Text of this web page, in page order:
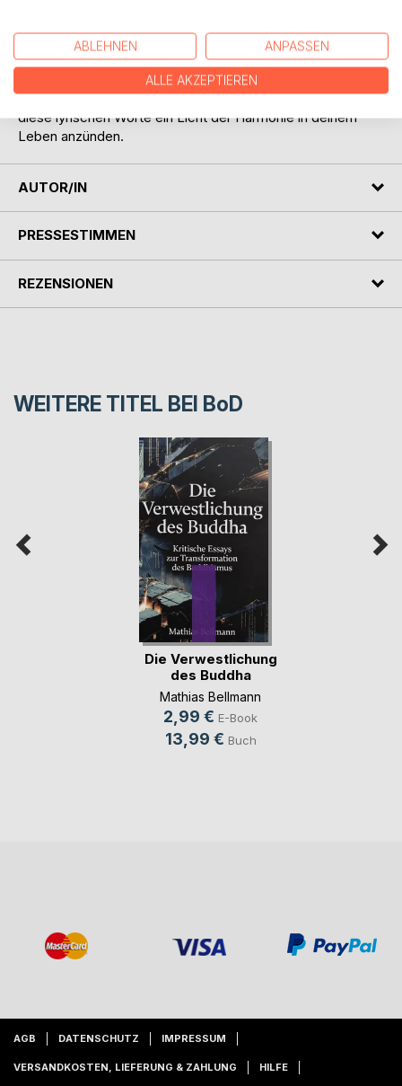
Finde Ruhe! Kleine Gedichte, um den hektischen Alltag für
einen Moment auszublenden. Tiefe Weisheit zeichnet den
Buddhismus aus. Im Zen findest du die Kraft, wirklich zu dir
zurückzukommen, wenn dich die Welt zerfetzen will. Lass
diese lyrischen Worte ein Licht der Harmonie in deinem
Leben anzünden.
AUTOR/IN
PRESSESTIMMEN
REZENSIONEN
WEITERE TITEL BEI BoD
Die Verwestlichung
des Buddha
Mathias Bellmann
2,99 € E-Book
13,99 € Buch
AGB DATENSCHUTZ IMPRESSUM
VERSANDKOSTEN, LIEFERUNG & ZAHLUNG HILFE
ABLEHNEN ANPASSEN
ALLE AKZEPTIEREN